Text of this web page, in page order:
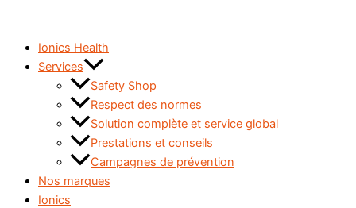
Ionics Health
Services
Safety Shop
Respect des normes
Solution complète et service global
Prestations et conseils
Campagnes de prévention
Nos marques
Ionics